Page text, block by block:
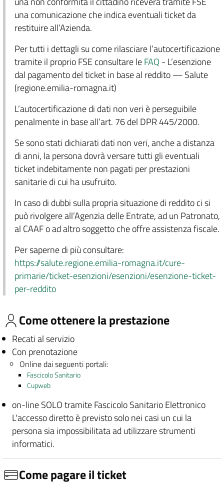
una comunicazione che indica eventuali ticket da
restituire all’Azienda.
Per tutti i dettagli su come rilasciare l’autocertificazione
tramite il proprio FSE consultare leFAQ - L’esenzione
dal pagamento del ticket in base al reddito — Salute
(regione.emilia-romagna.it)
L’autocertificazione di dati non veri è perseguibile
penalmente in base all’art. 76 del DPR 445/2000.
Se sono stati dichiarati dati non veri, anche a distanza
di anni, la persona dovrà versare tutti gli eventuali
ticket indebitamente non pagati per prestazioni
sanitarie di cui ha usufruito.
In caso di dubbi sulla propria situazione di reddito ci si
può rivolgere all’Agenzia delle Entrate, ad un Patronato,
al CAAF o ad altro soggetto che offre assistenza fiscale.
Per saperne di più consultare:
https://salute.regione.emilia-romagna.it/cure-
primarie/ticket-esenzioni/esenzioni/esenzione-ticket-
per-reddito
Come ottenere la prestazione
Recati al servizio
Con prenotazione
Online dai seguenti portali:
Fascicolo Sanitario
Cupweb
on-line SOLO tramite Fascicolo Sanitario Elettronico
L'accesso diretto è previsto solo nei casi un cui la
persona sia impossibilitata ad utilizzare strumenti
informatici.
Come pagare il ticket